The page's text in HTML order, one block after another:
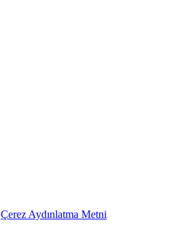
Çerez Aydınlatma Metni